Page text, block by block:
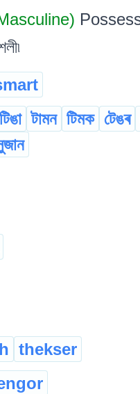
টামন টিমক টেঙৰ
thekser